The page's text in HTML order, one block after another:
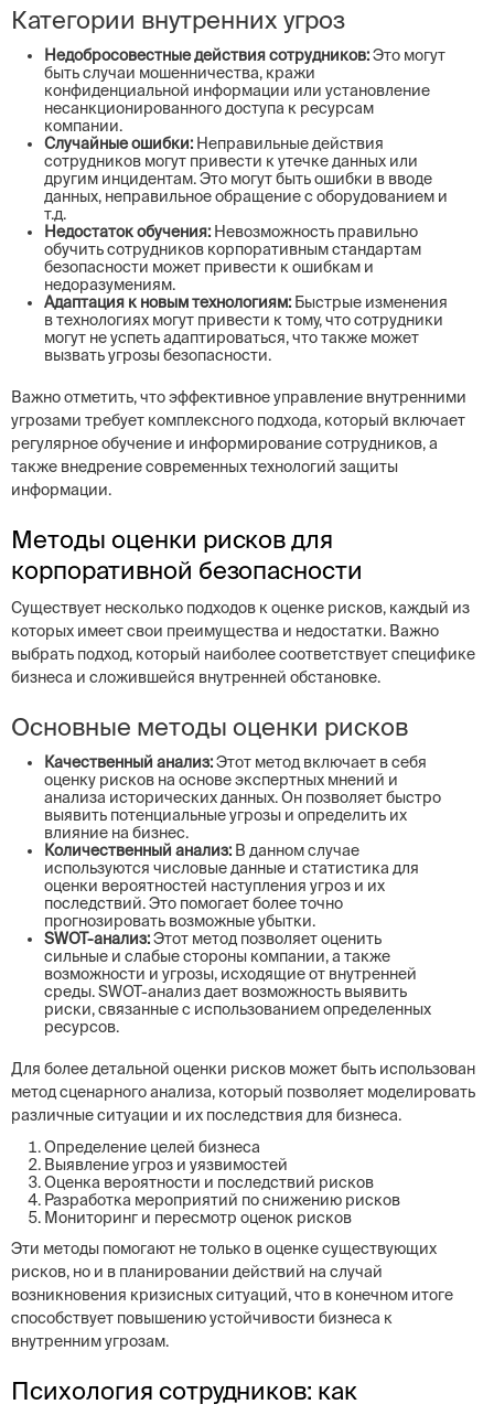
Категории внутренних угроз
Недобросовестные действия сотрудников:Это могут
быть случаи мошенничества, кражи
конфиденциальной информации или установление
несанкционированного доступа к ресурсам
компании.
Случайные ошибки: Неправильные действия
сотрудников могут привести к утечке данных или
другим инцидентам. Это могут быть ошибки в вводе
данных, неправильное обращение с оборудованием и
т.д.
Недостаток обучения: Невозможность правильно
обучить сотрудников корпоративным стандартам
безопасности может привести к ошибкам и
недоразумениям.
Адаптация к новым технологиям: Быстрые изменения
в технологиях могут привести к тому, что сотрудники
могут не успеть адаптироваться, что также может
вызвать угрозы безопасности.
Важно отметить, что эффективное управление внутренними
угрозами требует комплексного подхода, который включает
регулярное обучение и информирование сотрудников, а
также внедрение современных технологий защиты
информации.
Методы оценки рисков для
корпоративной безопасности
Существует несколько подходов к оценке рисков, каждый из
которых имеет свои преимущества и недостатки. Важно
выбрать подход, который наиболее соответствует специфике
бизнеса и сложившейся внутренней обстановке.
Основные методы оценки рисков
Качественный анализ:Этот метод включает в себя
оценку рисков на основе экспертных мнений и
анализа исторических данных. Он позволяет быстро
выявить потенциальные угрозы и определить их
влияние на бизнес.
Количественный анализ: В данном случае
используются числовые данные и статистика для
оценки вероятностей наступления угроз и их
последствий. Это помогает более точно
прогнозировать возможные убытки.
SWOT-анализ:Этот метод позволяет оценить
сильные и слабые стороны компании, а также
возможности и угрозы, исходящие от внутренней
среды. SWOT-анализ дает возможность выявить
риски, связанные с использованием определенных
ресурсов.
Для более детальной оценки рисков может быть использован
метод сценарного анализа, который позволяет моделировать
различные ситуации и их последствия для бизнеса.
Определение целей бизнеса
Выявление угроз и уязвимостей
Оценка вероятности и последствий рисков
Разработка мероприятий по снижению рисков
Мониторинг и пересмотр оценок рисков
Эти методы помогают не только в оценке существующих
рисков, но и в планировании действий на случай
возникновения кризисных ситуаций, что в конечном итоге
способствует повышению устойчивости бизнеса к
внутренним угрозам.
Психология сотрудников: как